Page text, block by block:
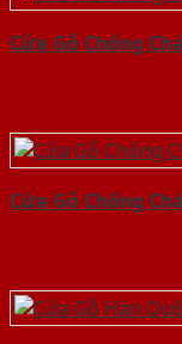
Cửa Gỗ Chống
Cửa Gỗ Chống